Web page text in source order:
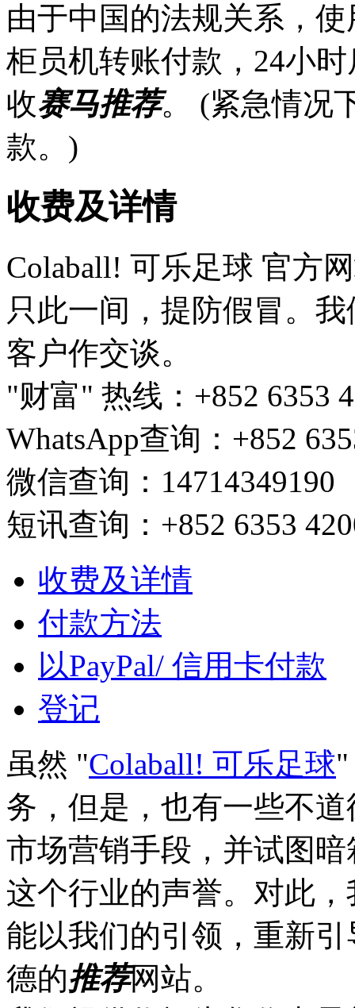
由于中国的法规关系，
柜员机转账付款，24小
收赛马推荐。 (紧急情况
款。)
收费及详情
Colaball! 可乐足球 官方
只此一间，提防假冒。
客户作交谈。
"财富" 热线：+852 6353
WhatsApp查询：+852
微信查询：14714349190
短讯查询：+852 6353
收费及详情
付款方法
以PayPal/ 信用卡付款
登记
虽然 "Colaball! 可乐足球"
务，但是，也有一些不道
市场营销手段，并试图
这个行业的声誉。对此
能以我们的引领，重新
德的推荐网站。